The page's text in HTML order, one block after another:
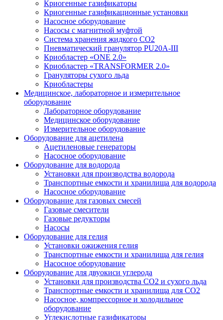
Криогенные газификаторы
Криогенные газификационные установки
Насосное оборудование
Насосы с магнитной муфтой
Система хранения жидкого CO2
Пневматический гранулятор PU20A-III
Криобластер «ONE 2.0»
Криобластер «TRANSFORMER 2.0»
Грануляторы сухого льда
Криобластеры
Медицинское, лабораторное и измерительное
оборудование
Лабораторное оборудование
Медицинское оборудование
Измерительное оборудование
Оборудование для ацетилена
Ацетиленовые генераторы
Насосное оборудование
Оборудование для водорода
Установки для производства водорода
Транспортные емкости и хранилища для водорода
Насосное оборудование
Оборудование для газовых смесей
Газовые смесители
Газовые редукторы
Насосы
Оборудование для гелия
Установки ожижения гелия
Транспортные емкости и хранилища для гелия
Насосное оборудование
Оборудование для двуокиси углерода
Установки для производства СО2 и сухого льда
Транспортные емкости и хранилища для CO2
Насосное, компрессорное и холодильное
оборудование
Углекислотные газификаторы